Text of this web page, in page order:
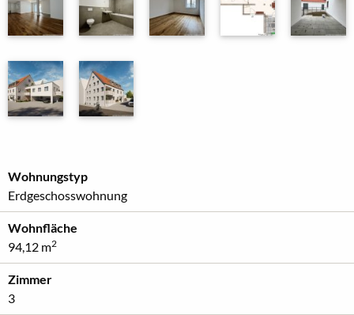
Wohnungstyp
Erdgeschosswohnung
Wohnfläche
94,12 m2
Zimmer
3